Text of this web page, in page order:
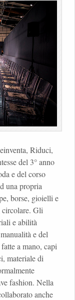
Riduci,
del 3° anno
e del corso
una propria
borse, gioielli e
circolare. Gli
e abilità
e del
a mano, capi
materiale di
fashion. Nella
anche